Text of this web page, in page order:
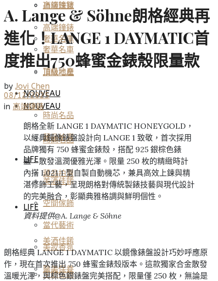
高端鐘錶
奢華名車
頂級地產
NOUVEAU
時尚名品
藏品拍賣
LIFE
美酒佳餚
空間傢飾
頂級珠寶
高端鐘錶
奢華名車
頂級地產
NOUVEAU
時尚名品
藏品拍賣
LIFE
美酒佳餚
空間傢飾
當代藝術
美妝香氛
醫美保養
A. Lange & Söhne朗格經典再
進化！LANGE 1 DAYMATIC首
度推出750蜂蜜金錶殼限量款
by Jovi Chen
08/12/2025
in 高端鐘錶
朗格全新 LANGE 1 DAYMATIC HONEYGOLD，
以經典鏡像錶盤設計向 LANGE 1 致敬，首次採用
品牌獨有 750 蜂蜜金錶殼，搭配 925 銀棕色錶
盤，散發溫潤優雅光澤。限量 250 枚的精緻時計
內搭 L021.1 型自製自動機芯，兼具高效上鍊與精
湛修飾工藝，呈現朗格對傳統製錶技藝與現代設計
的完美融合，彰顯典雅格調與鮮明個性。
資料提供@A. Lange & Söhne
朗格經典 LANGE 1 DAYMATIC 以鏡像錶盤設計巧妙呼應原
作，現在首次推出 750 蜂蜜金錶殼版本。這款獨家合金散發
溫暖光澤，與棕色銀錶盤完美搭配，限量僅 250 枚，無論是